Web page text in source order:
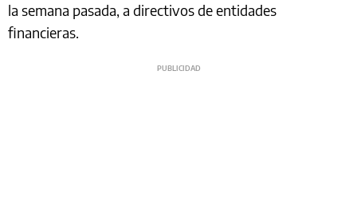
la semana pasada, a directivos de entidades
financieras.